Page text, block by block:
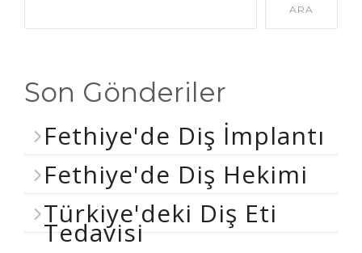
ARA
Son Gönderiler
Fethiye'de Diş İmplantı
Fethiye'de Diş Hekimi
Türkiye'deki Diş Eti
Tedavisi